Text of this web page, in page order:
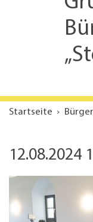
Startseite
12.08.2024